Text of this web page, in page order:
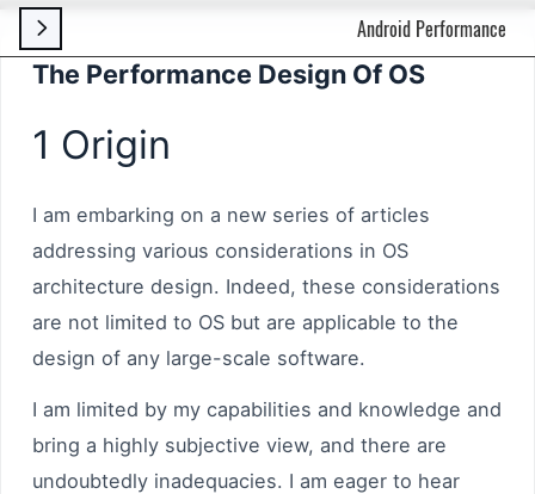
 Android Performance
The Performance Design Of OS
1 Origin
I am embarking on a new series of articles
addressing various considerations in OS
architecture design. Indeed, these considerations
are not limited to OS but are applicable to the
design of any large-scale software.
I am limited by my capabilities and knowledge and
bring a highly subjective view, and there are
undoubtedly inadequacies. I am eager to hear